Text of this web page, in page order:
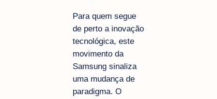
Para quem segue
de perto a inovação
tecnológica, este
movimento da
Samsung sinaliza
uma mudança de
paradigma. O